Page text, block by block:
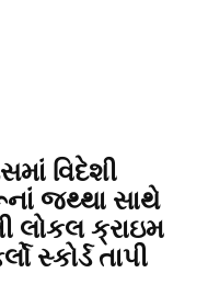
વિદેશી
જથ્થા સાથે
લોકલ ક્રાઇમ
સ્કોર્ડ તાપી